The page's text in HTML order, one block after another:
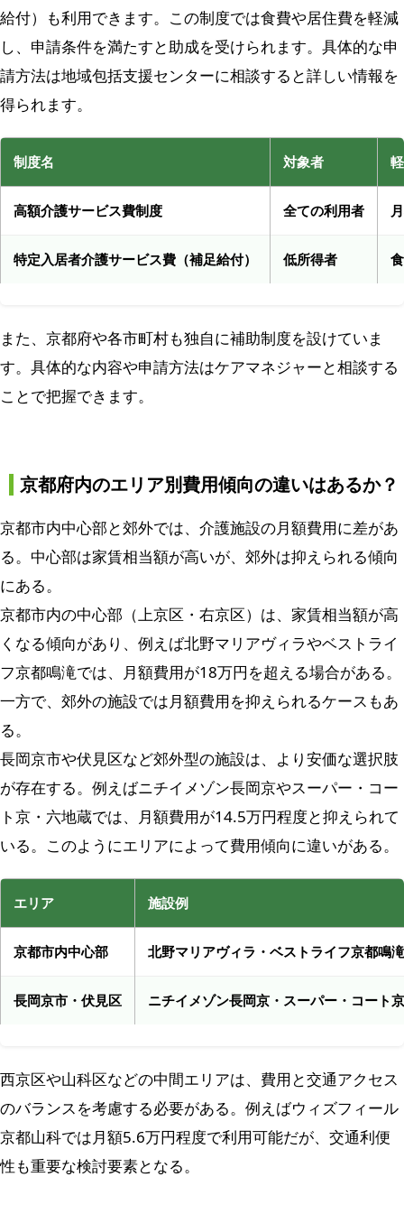
給付）も利用できます。この制度では食費や居住費を軽減
し、申請条件を満たすと助成を受けられます。具体的な申
請方法は地域包括支援センターに相談すると詳しい情報を
得られます。
制度名 対象者
高額介護サービス費制度 全ての利用者
特定入居者介護サービス費（補足給付） 低所得者
また、京都府や各市町村も独自に補助制度を設けていま
す。具体的な内容や申請方法はケアマネジャーと相談する
ことで把握できます。
京都府内のエリア別費用傾向の違いはあるか？
京都市内中心部と郊外では、介護施設の月額費用に差があ
る。中心部は家賃相当額が高いが、郊外は抑えられる傾向
にある。
京都市内の中心部（上京区・右京区）は、家賃相当額が高
くなる傾向があり、例えば北野マリアヴィラやベストライ
フ京都鳴滝では、月額費用が18万円を超える場合がある。
一方で、郊外の施設では月額費用を抑えられるケースもあ
る。
長岡京市や伏見区など郊外型の施設は、より安価な選択肢
が存在する。例えばニチイメゾン長岡京やスーパー・コー
ト京・六地蔵では、月額費用が14.5万円程度と抑えられて
いる。このようにエリアによって費用傾向に違いがある。
エリア 施設例
京都市内中心部 北野マリアヴィラ・ベストライフ京都鳴滝
長岡京市・伏見区 ニチイメゾン長岡京・スーパー・コート
西京区や山科区などの中間エリアは、費用と交通アクセス
のバランスを考慮する必要がある。例えばウィズフィール
京都山科では月額5.6万円程度で利用可能だが、交通利便
性も重要な検討要素となる。